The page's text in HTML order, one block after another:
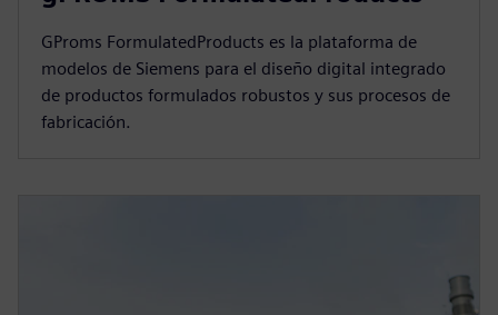
GProms FormulatedProducts es la plataforma de
modelos de Siemens para el diseño digital integrado
de productos formulados robustos y sus procesos de
fabricación.